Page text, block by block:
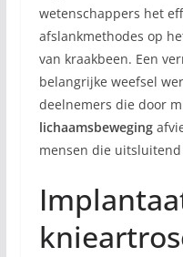
wetenschappers het
afslankmethodes op
van kraakbeen. Een
belangrijke weefsel
deelnemers die door
lichaamsbeweging
mensen die